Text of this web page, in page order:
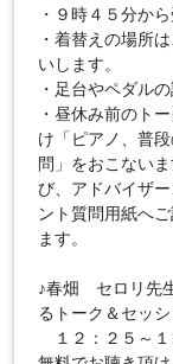
・９時４５分か
・着替えの場所
いします。
・足台やペダル
・昼休み前のト
け「ピアノ、普
問」をおこない
び、アドバイザ
ント質問用紙へ
ます。
♪春畑 セロリ先
るトーク＆セッシ
１２：２５～１